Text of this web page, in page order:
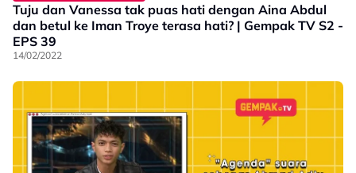
Tuju dan Vanessa tak puas hati dengan Aina Abdul
dan betul ke Iman Troye terasa hati? | Gempak TV S2 -
EPS 39
14/02/2022